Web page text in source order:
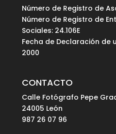
Número de Registro de
Número de Registro de
Sociales: 24.106E
Fecha de Declaración de
2000
CONTACTO
Calle Fotógrafo Pepe
24005 León
987 26 07 96